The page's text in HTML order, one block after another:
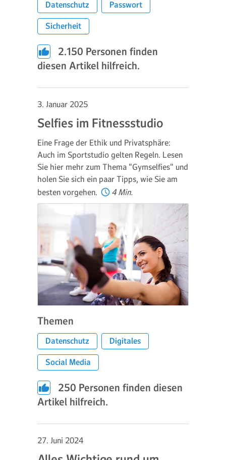
Datenschutz
Passwort
Sicherheit
2.150 Personen finden
diesen Artikel hilfreich.
3. Januar 2025
Selfies im Fitnessstudio
Eine Frage der Ethik und Privatsphäre:
Auch im Sportstudio gelten Regeln. Lesen
Sie hier mehr zum Thema "Gymselfies" und
holen Sie sich ein paar Tipps, wie Sie am
besten vorgehen.
4 Min.
Themen
Datenschutz
Digitales
Social Media
250 Personen finden diesen
Artikel hilfreich.
27. Juni 2024